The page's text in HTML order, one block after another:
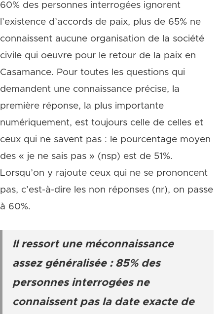
60% des personnes interrogées ignorent
l’existence d’accords de paix, plus de 65% ne
connaissent aucune organisation de la société
civile qui oeuvre pour le retour de la paix en
Casamance. Pour toutes les questions qui
demandent une connaissance précise, la
première réponse, la plus importante
numériquement, est toujours celle de celles et
ceux qui ne savent pas : le pourcentage moyen
des « je ne sais pas » (nsp) est de 51%.
Lorsqu’on y rajoute ceux qui ne se prononcent
pas, c’est-à-dire les non réponses (nr), on passe
à 60%.
Il ressort une méconnaissance
assez généralisée : 85% des
personnes interrogées ne
connaissent pas la date exacte de